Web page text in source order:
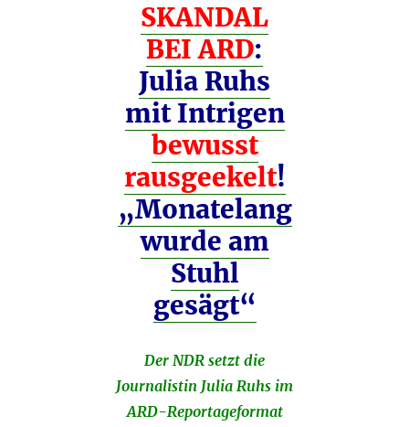
SKANDAL
BEI ARD:
Julia Ruhs
mit Intrigen
bewusst
rausgeekelt!
„Monatelang
wurde am
Stuhl
gesägt“
Der NDR setzt die
Journalistin Julia Ruhs im
ARD-Reportageformat